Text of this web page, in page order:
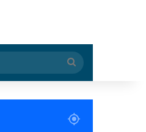
Buscar
por